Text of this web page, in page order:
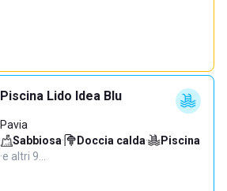
Piscina Lido Idea Blu
Pavia
Sabbiosa· Doccia calda·
Piscina
·e altri 9…